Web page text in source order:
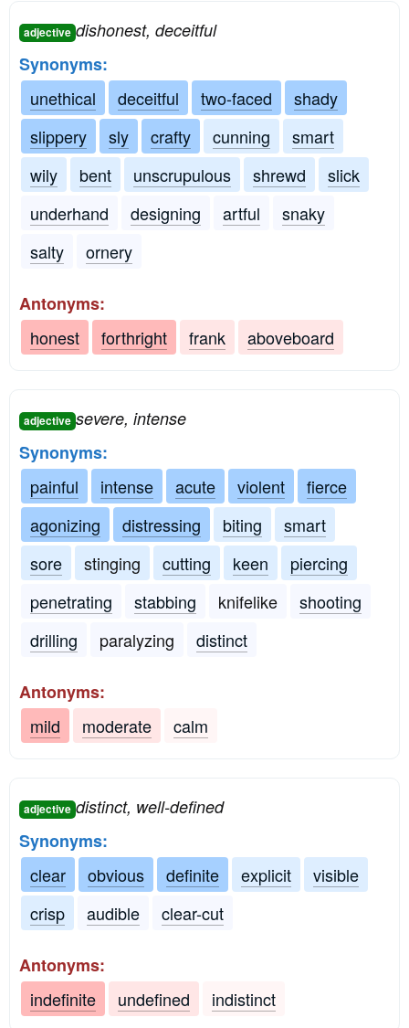
adjective dishonest, deceitful
Synonyms:
unethical
deceitful two-faced
shady
slippery
sly crafty cunning
smart
wily
bent unscrupulous shrewd
slick
underhand
designing artful
snaky
salty
ornery
Antonyms:
honest
forthright frank aboveboard
adjective severe, intense
Synonyms:
painful
intense acute violent
fierce
agonizing
distressing biting
smart
sore
stinging cutting keen
piercing
penetrating
stabbing knifelike
shooting
drilling
paralyzing distinct
Antonyms:
mild
moderate calm
adjective distinct, well-defined
Synonyms:
clear
obvious definite explicit
visible
crisp
audible clear-cut
Antonyms:
indefinite
undefined indistinct